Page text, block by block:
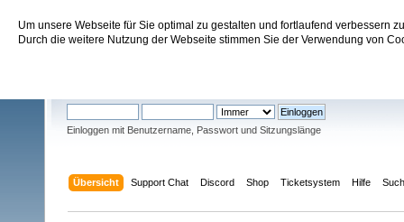
Um unsere Webseite für Sie optimal zu gestalten und fortlaufend verbessern
Durch die weitere Nutzung der Webseite stimmen Sie der Verwendung von
Sundtek Support Forum
Einloggen mit Benutzername, Passwort und Sitzungslänge
Übersicht Support Chat Discord Shop Ticketsystem Hilfe